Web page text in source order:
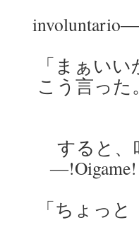
involuntario―.
「まぁい
こう言っ
すると、
―!Oigame!
「ちょっ